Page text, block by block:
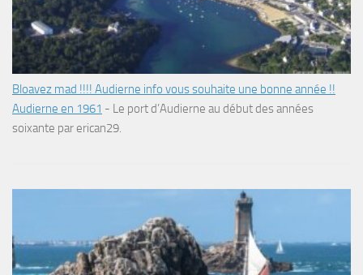
Bloavez mad !!!! Audierne info vous souhaite une bonne année !!
Audierne en 1961 - Le port d’Audierne au début des années
soixante par erican29.